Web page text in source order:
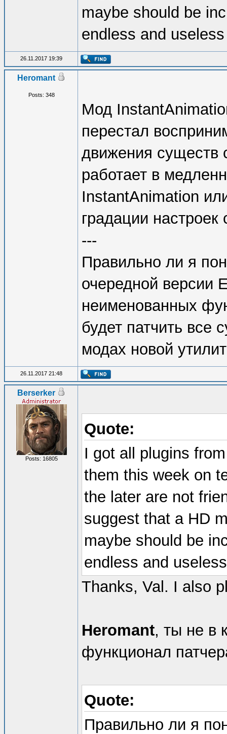
maybe should be
endless and
26.11.2017 19:39
Heromant
Posts: 348
Мод
перестал
движения существ
работает в
InstantAnimation
градации настроек
---
Правильно ли я
очередной версии
неименованных
будет патчить все
модах новой
26.11.2017 21:48
Berserker
Posts: 16805
Quote:
I got all plugins
them this week on
the later are not
suggest that a HD
maybe should be
endless and
Thanks, Val. I also
Heromant, ты не в
функционал
Quote:
Правильно ли я